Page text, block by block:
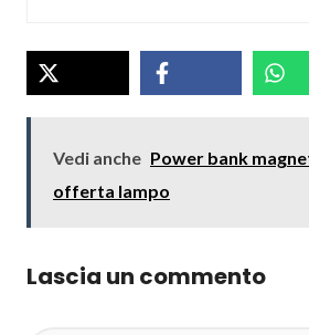
Vedi anche Power bank
offerta lampo
Lascia un commento